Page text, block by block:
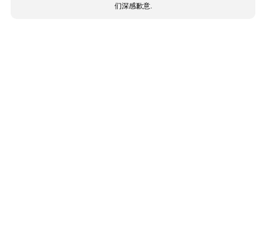
们深感歉意.